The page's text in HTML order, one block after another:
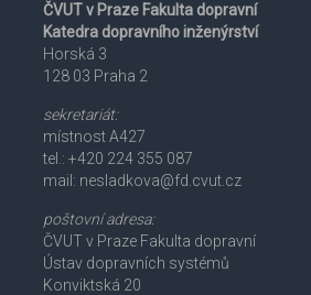
ČVUT v Praze Fakulta dopravní
Katedra dopravního inženýrství
Horská 3
128 03 Praha 2
sekretariát:
místnost A427
tel.: +420 224 355 087
mail: nesladkova@fd.cvut.cz
poštovní adresa:
ČVUT v Praze Fakulta dopravní
Ústav dopravních systémů
Konviktská 20